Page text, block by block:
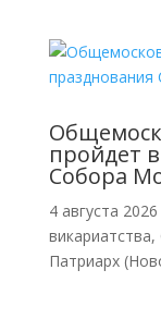
пройдет
Собора
4 августа 2026
викариатства,
Патриарх